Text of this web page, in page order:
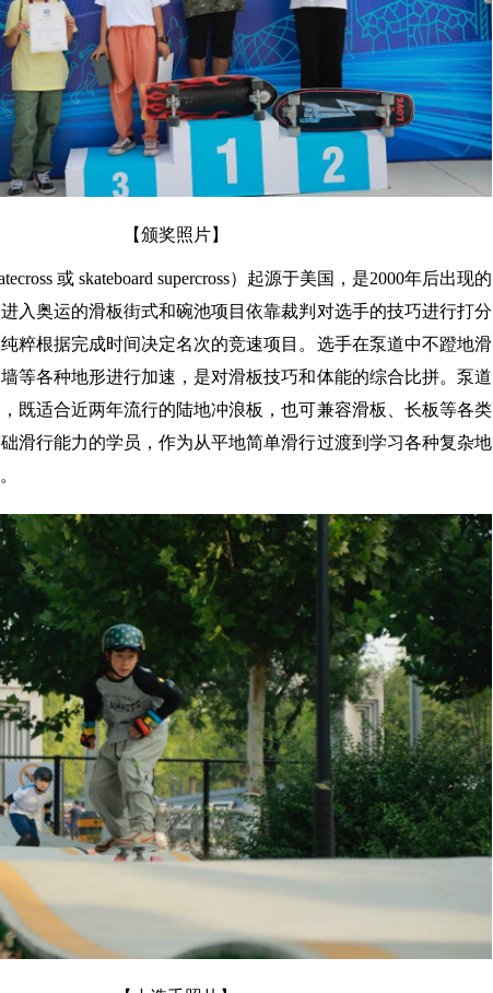
【颁奖照片】
或 skateboard supercross）起源于美国，是2000年后出现的
入奥运的滑板街式和碗池项目依靠裁判对选手的技巧进行打分
粹根据完成时间决定名次的竞速项目。选手在泵道中不蹬地滑
等各种地形进行加速，是对滑板技巧和体能的综合比拼。泵道
既适合近两年流行的陆地冲浪板，也可兼容滑板、长板等各类
滑行能力的学员，作为从平地简单滑行过渡到学习各种复杂地